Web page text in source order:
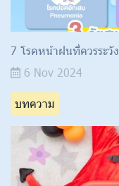
7 โรคหน้าฝนที่ควรระวัง
6 Nov 2024
บทความ